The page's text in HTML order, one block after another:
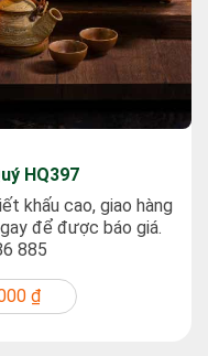
HQ397
khấu cao, giao hàng
để được báo giá.
885
₫